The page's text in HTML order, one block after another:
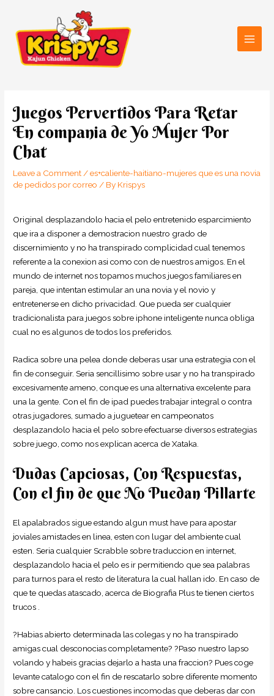
content
Juegos Pervertidos Para Retar
En compania de Yo Mujer Por
Chat
Leave a Comment/es+caliente-haitiano-mujeres que es una novia
de pedidos por correo / By Krispys
Original desplazandolo hacia el pelo entretenido esparcimiento
que ira a disponer a demostracion nuestro grado de
discernimiento y no ha transpirado complicidad cual tenemos
referente a la conexion asi­ como con de nuestros amigos. En el
mundo de internet nos topamos muchos juegos familiares en
pareja, que intentan estimular an una novia y el novio y
entretenerse en dicho privacidad. Que pueda ser cualquier
tradicionalista para juegos sobre iphone inteligente nunca obliga
cual no es algunos de todos los preferidos.
Radica sobre una pelea donde deberas usar una estrategia con el
fin de conseguir. Seri­a sencillisimo sobre usar y no ha transpirado
excesivamente ameno, conque es una alternativa excelente para
una la gente. Con el fin de ipad puedes trabajar integral o contra
otras jugadores, sumado a juguetear en campeonatos
desplazandolo hacia el pelo sobre efectuarse diversos estrategias
sobre juego, como nos explican acerca de Xataka.
Dudas Capciosas, Con Respuestas,
Con el fin de que No Puedan Pillarte
El apalabrados sigue estando algun must have para apostar
joviales amistades en linea, esten con lugar del ambiente cual
esten. Seri­a cualquier Scrabble sobre traduccion en internet,
desplazandolo hacia el pelo es ir permitiendo que sea palabras
para turnos para el resto de literatura la cual hallan ido. En caso de
que te quedas atascado, acerca de Biografia Plus te tienen ciertos
trucos .
?Habias abierto determinada las colegas y no ha transpirado
amigas cual desconocias completamente? ?Paso nuestro lapso
volando y habeis gracias dejarlo a hasta una fraccion? Pues coge
levante catalogo con el fin de rescatarlo sobre diferente momento
sobre cansancio. Los cuestiones incomodas que deberas dar con